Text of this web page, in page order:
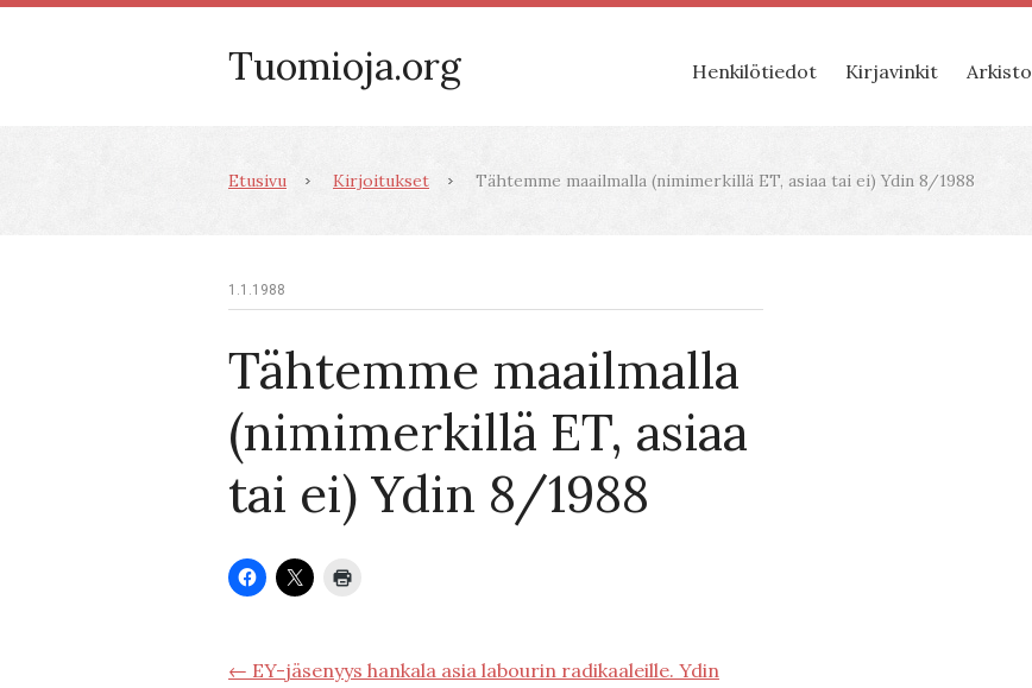
Tuomioja.org Henkilötiedot Kirjavinkit Arkisto
Etusivu Kirjoitukset Tähtemme maailmalla (nimimerkillä ET, asiaa tai ei) Ydin 8/1988
1.1.1988
Tähtemme maailmalla
(nimimerkillä ET, asiaa
tai ei) Ydin 8/1988
← EY-jäsenyys hankala asia labourin radikaaleille. Ydin